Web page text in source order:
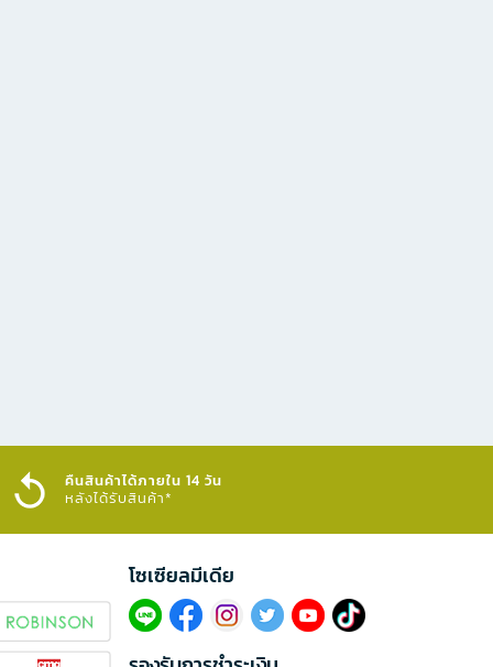
คืนสินค้าได้ภายใน 14 วัน
หลังได้รับสินค้า*
โซเซียลมีเดีย​